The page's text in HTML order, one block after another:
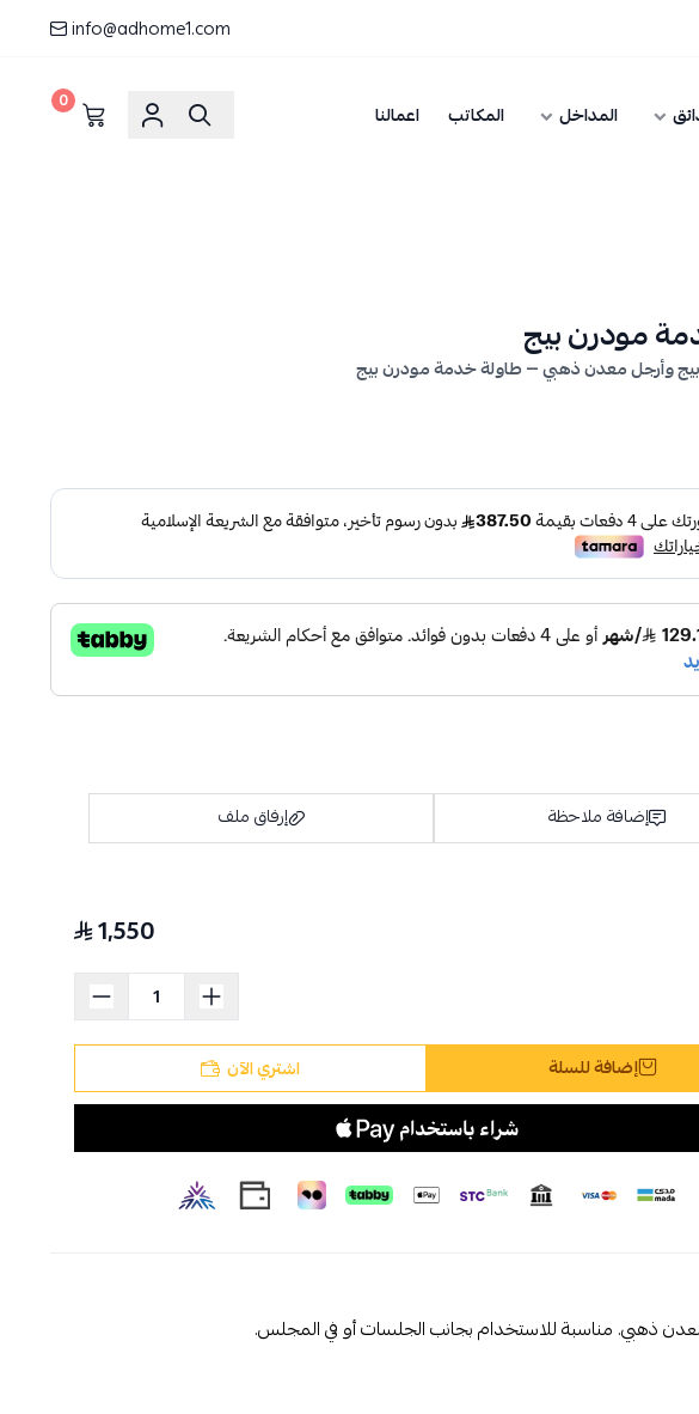
info@adhome1.com
المداخل المكاتب اعمالنا 0
مودرن بيج
وأرجل معدن ذهبي — طاولة خدمة مودرن بيج
إضافة ملاحظة
إرفاق ملف
1,550
إضافة للسلة اشتري الآن
ذهبي. مناسبة للاستخدام بجانب الجلسات أو في المجلس.